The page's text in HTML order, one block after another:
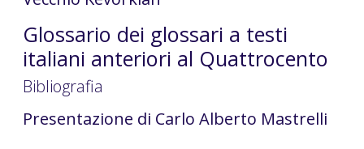
Glossario dei glossari a testi
italiani anteriori al Quattrocento
Bibliografia
Presentazione di Carlo Alberto Mastrelli